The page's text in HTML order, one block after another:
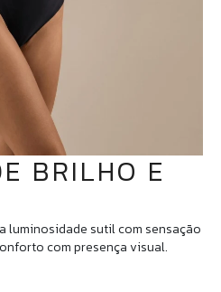
BRILHO E
luminosidade sutil com sensação
com presença visual.